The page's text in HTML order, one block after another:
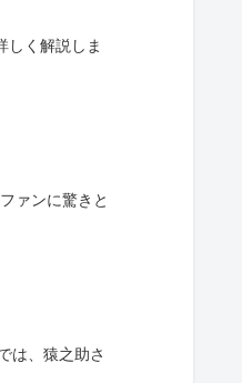
しく解説しま
ァンに驚きと
は、猿之助さ